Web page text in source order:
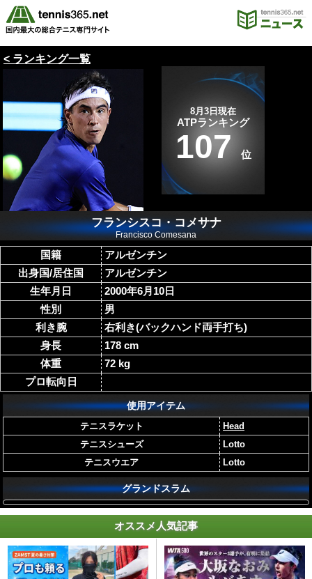
< ランキング一覧
8月3日現在
ATPランキング
107 位
フランシスコ・コメサナ
Francisco Comesana
国籍
アルゼンチン
出身国/居住国
アルゼンチン
生年月日
2000年6月10日
性別
男
利き腕
右利き(バックハンド両手打ち)
身長
178 cm
体重
72 kg
プロ転向日
使用アイテム
テニスラケット
Head
テニスシューズ
Lotto
テニスウエア
Lotto
グランドスラム
オススメ人気記事